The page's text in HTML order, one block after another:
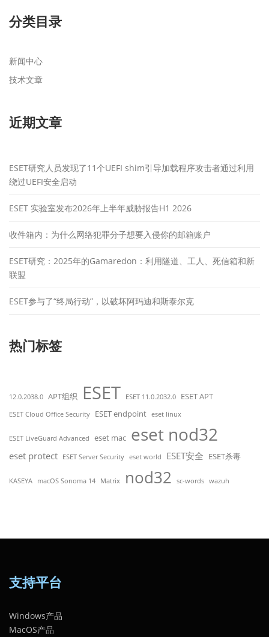
分类目录
新闻中心
技术文章
近期文章
ESET研究人员发现了11个UEFI shim引导加载程序攻击者通过利用
绕过UEFI安全启动
ESET 实验室发布2026年上半年威胁报告H1 2026
收件箱内：为什么网络犯罪分子想要入侵你的邮箱账户
ESET研究：2025年的Gamaredon：利用隧道、工人、死信箱和新
联盟
ESET参与了“终局行动”，以破坏阿玛迪和斯泰尔克
热门标签
12.0.2038.0 APT组织 ESET ESET 11.0.2032.0 ESET APT
ESET Cloud Office Security ESET endpoint eset linux
ESET LiveGuard Advanced eset mac eset nod32
eset protect ESET Server Security eset world ESET安全 ESET杀毒
KASEYA macOS Sonoma 14 Matrix nod32 sc-words wazuh
支持平台
Windows产品
MacOS产品